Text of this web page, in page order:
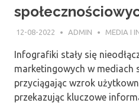
12-08-2022 ADMIN MEDIA I
Infografiki stały się
marketingowych w mediach
przyciągając wzrok
przekazując kluczowe